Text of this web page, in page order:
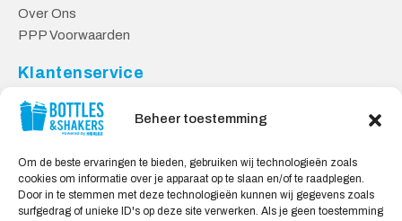
Beheer toestemming
Om de beste ervaringen te bieden, gebruiken wij technologieën zoals
cookies om informatie over je apparaat op te slaan en/of te raadplegen.
Door in te stemmen met deze technologieën kunnen wij gegevens zoals
surfgedrag of unieke ID's op deze site verwerken. Als je geen toestemming
Over Ons
PPP Voorwaarden
Klantenservice
Contact
Levering & Retourneren
Veilig Shoppen
My account